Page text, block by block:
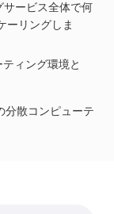
サービス全体で何
ーリングしま
ィング環境と
分散コンピューテ